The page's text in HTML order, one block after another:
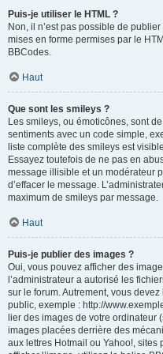
Puis-je utiliser le HTML ?
Non, il n’est pas possible de
mises en forme permises par le
BBCodes.
Haut
Que sont les smileys ?
Les smileys, ou émoticônes, sont
sentiments avec un code simple,
liste complète des smileys est
Essayez toutefois de ne pas en
message illisible et un modérateur
d’effacer le message.
maximum de smileys par message.
Haut
Puis-je publier des images ?
Oui, vous pouvez afficher des
l’administrateur a autorisé les
sur le forum. Autrement, vous
public, exemple : http://
lier des images de votre ordinateur
images placées derrière des
aux lettres Hotmail ou Yahoo!, sites